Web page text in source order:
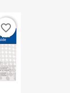
favorite_border